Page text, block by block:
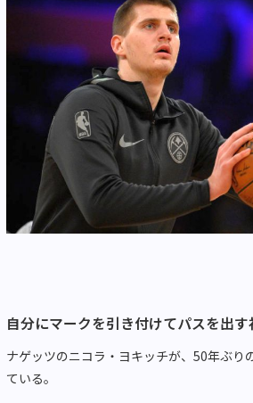
自分にマークを引き付けてパスを出
ナゲッツのニコラ・ヨキッチが、50年ぶり
ている。